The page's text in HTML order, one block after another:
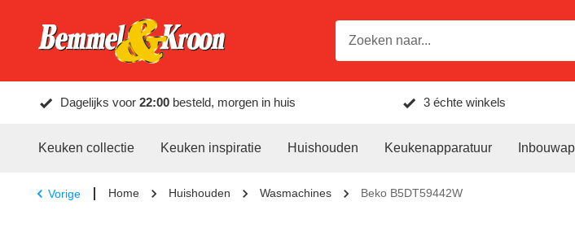
Dagelijks voor 22:00 besteld, morgen in huis 3 échte winkels
Keuken collectie Keuken inspiratie Huishouden Keukenapparatuur
Vorige Home Huishouden Wasmachines Beko B5DT59442W